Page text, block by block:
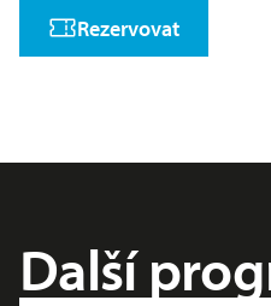
Rezervovat
Další